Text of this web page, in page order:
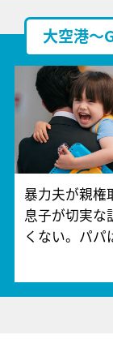
大空港～
暴力夫が親
息子が切実な
くない。パ